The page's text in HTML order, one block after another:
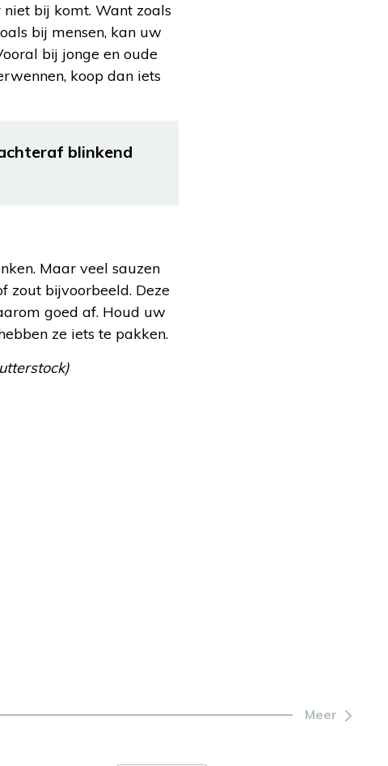
bij komt. Want zoals
bij mensen, kan uw
bij jonge en oude
koop dan iets
blinkend
Maar veel sauzen
zout bijvoorbeeld. Deze
goed af. Houd uw
ze iets te pakken.
Meer